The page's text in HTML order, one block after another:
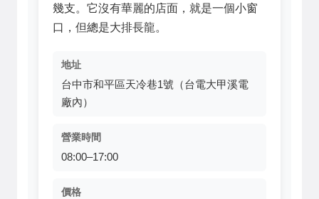
幾支。它沒有華麗的店面，就是一個小窗
口，但總是大排長龍。
地址
台中市和平區天冷巷1號（台電大甲溪電
廠內）
營業時間
08:00–17:00
價格